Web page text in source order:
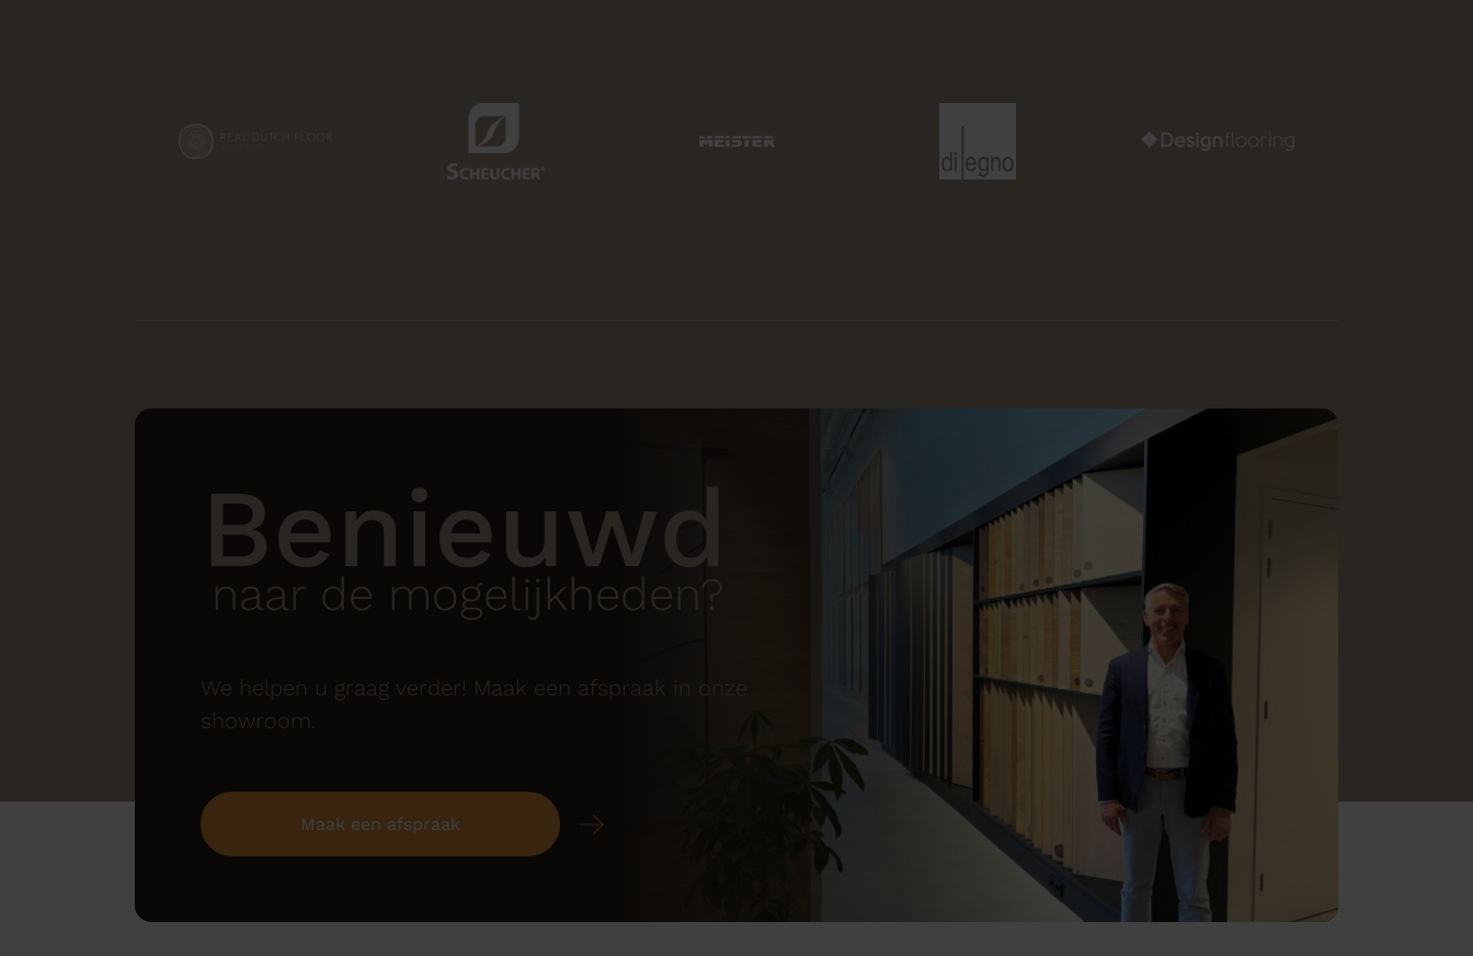
Benieuwd
naar de mogelijkheden?
We helpen u graag verder! Maak een afspraak in onze
showroom.
Maak een afspraak